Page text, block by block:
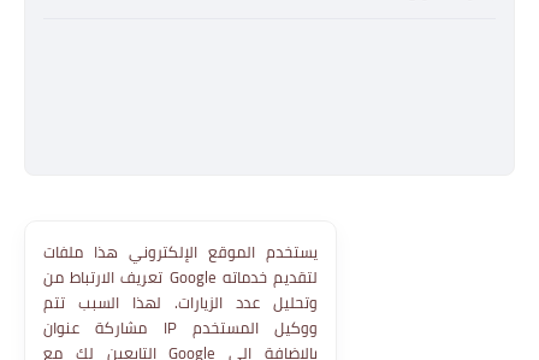
يستخدم الموقع الإلكتروني هذا ملفات
تعريف الارتباط من Google لتقديم خدماته
وتحليل عدد الزيارات. لهذا السبب تتم
مشاركة عنوان IP ووكيل المستخدم
التابعين لك مع Google بالإضافة إلى